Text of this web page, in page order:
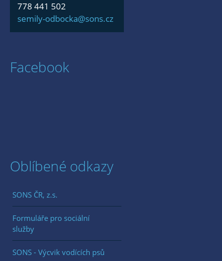
778 441 502
semily-odbocka@sons.cz
Facebook
Oblíbené odkazy
SONS ČR, z.s.
Formuláře pro sociální
služby
SONS - Výcvik vodících psů